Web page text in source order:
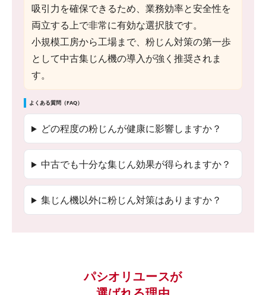
吸引力を確保できるため、業務効率と安全性を
両立する上で非常に有効な選択肢です。
小規模工房から工場まで、粉じん対策の第一歩
として中古集じん機の導入が強く推奨されま
す。
よくある質問（FAQ）
どの程度の粉じんが健康に影響しますか？
中古でも十分な集じん効果が得られますか？
集じん機以外に粉じん対策はありますか？
パシオリユースが